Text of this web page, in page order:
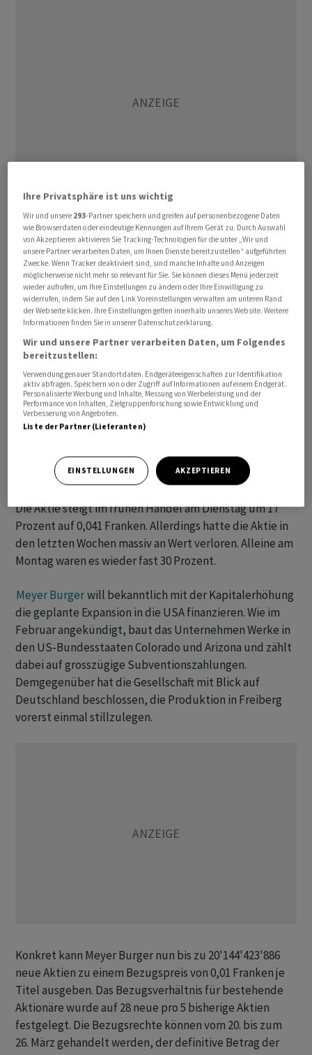
Die Aktionärinnen und Aktionäre des
SolarunternehmensMeyer Burgerhaben am Montag an
einer ausserordentlichen Generalversammlung den
Plänen der Firmenleitung zugestimmt. Sie
genehmigten die ordentliche Kapitalerhöhung über
geplant rund 200 Millionen Franken mit 95,99 Prozent
der Stimmen, wie es in einer Mitteilung vom Abend
hiess.
Weiter stimmten die Aktionäre laut den Angaben der
Erhöhung des bedingten Kapitals mit 95,71 Prozent
sowie der Einführung eines Kapitalbands mit 85,11
Versammlung gut 38 Prozent des Aktienkapitals
vertreten.
Die Aktie steigt im frühen Handel am Dienstag um 17
Prozent auf 0,041 Franken. Allerdings hatte die Aktie in
den letzten Wochen massiv an Wert verloren. Alleine am
Montag waren es wieder fast 30 Prozent.
Meyer Burgerwill bekanntlich mit der Kapitalerhöhung
die geplante Expansion in die USA finanzieren. Wie im
Februar angekündigt, baut das Unternehmen Werke in
den US-Bundesstaaten Colorado und Arizona und zählt
dabei auf grosszügige Subventionszahlungen.
Demgegenüber hat die Gesellschaft mit Blick auf
Deutschland beschlossen, die Produktion in Freiberg
vorerst einmal stillzulegen.
Konkret kann Meyer Burger nun bis zu 20'144'423'886
neue Aktien zu einem Bezugspreis von 0,01 Franken je
Titel ausgeben. Das Bezugsverhältnis für bestehende
Aktionäre wurde auf 28 neue pro 5 bisherige Aktien
festgelegt. Die Bezugsrechte können vom 20. bis zum
26. März gehandelt werden, der definitive Betrag der
Ihre Privatsphäre ist uns wichtig
Wir und unsere 293-Partner speichern und greifen auf personenbezogene Daten
wie Browserdaten oder eindeutige Kennungen auf Ihrem Gerät zu. Durch Auswahl
von Akzeptieren aktivieren Sie Tracking-Technologien für die unter „Wir und
unsere Partner verarbeiten Daten, um Ihnen Dienste bereitzustellen“ aufgeführten
Zwecke. Wenn Tracker deaktiviert sind, sind manche Inhalte und Anzeigen
möglicherweise nicht mehr so relevant für Sie. Sie können dieses Menü jederzeit
wieder aufrufen, um Ihre Einstellungen zu ändern oder Ihre Einwilligung zu
widerrufen, indem Sie auf den Link Voreinstellungen verwalten am unteren Rand
der Webseite klicken. Ihre Einstellungen gelten innerhalb unseres Website. Weitere
Informationen finden Sie in unserer Datenschutzerklärung.
Wir und unsere Partner verarbeiten Daten, um Folgendes
bereitzustellen:
Verwendung genauer Standortdaten. Endgeräteeigenschaften zur Identifikation
aktiv abfragen. Speichern von oder Zugriff auf Informationen auf einem Endgerät.
Personalisierte Werbung und Inhalte, Messung von Werbeleistung und der
Performance von Inhalten, Zielgruppenforschung sowie Entwicklung und
Verbesserung von Angeboten.
Liste der Partner (Lieferanten)
EINSTELLUNGEN AKZEPTIEREN